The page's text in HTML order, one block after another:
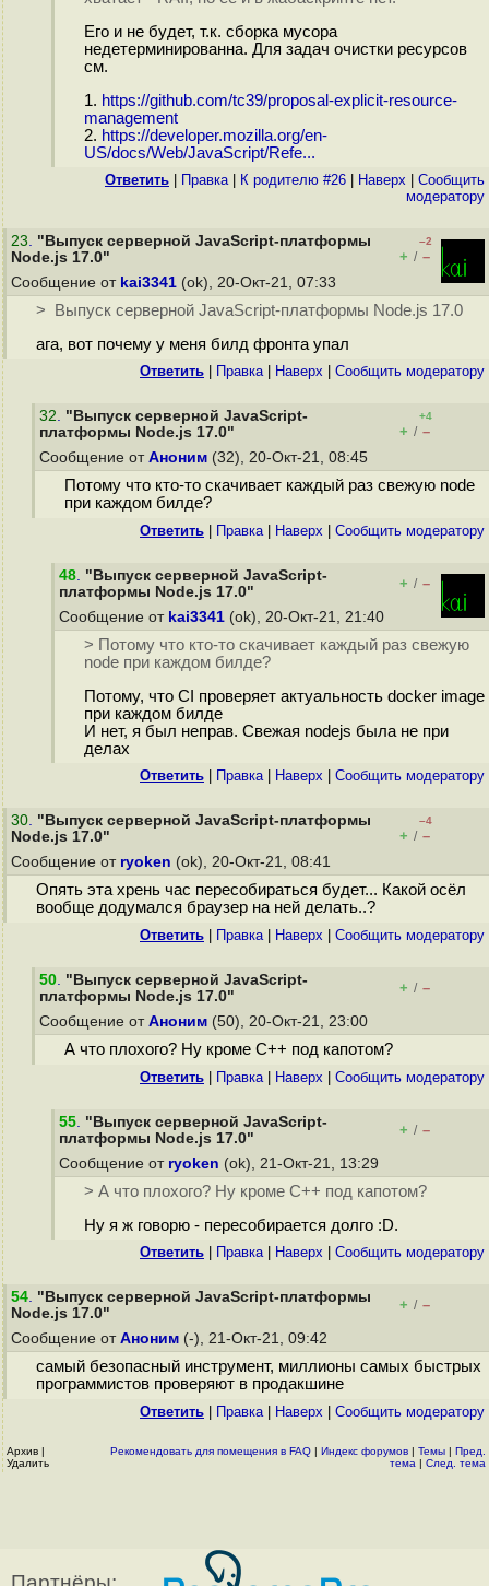
Его и не будет, т.к. сборка мусора
недетерминированна. Для задач очистки ресурсов
см.
1. https://github.com/tc39/proposal-explicit-resource-
management
2. https://developer.mozilla.org/en-
US/docs/Web/JavaScript/Refe...
Ответить Правка| К родителю #26 Наверх
Cообщить
модератору
23. "Выпуск серверной JavaScript-платформы
Node.js 17.0"
–2
+ / –
Сообщение от kai3341 (ok), 20-Окт-21, 07:33
> Выпуск серверной JavaScript-платформы Node.js 17.0
ага, вот почему у меня билд фронта упал
Ответить Правка| Наверх Cообщить модератору
32. "Выпуск серверной JavaScript-
платформы Node.js 17.0"
+4
+ / –
Сообщение от Аноним (32), 20-Окт-21, 08:45
Потому что кто-то скачивает каждый раз свежую node
при каждом билде?
Ответить Правка| Наверх Cообщить модератору
48. "Выпуск серверной JavaScript-
платформы Node.js 17.0"
+ / –
Сообщение от kai3341 (ok), 20-Окт-21, 21:40
> Потому что кто-то скачивает каждый раз свежую
node при каждом билде?
Потому, что CI проверяет актуальность docker image
при каждом билде
И нет, я был неправ. Свежая nodejs была не при
делах
Ответить Правка| Наверх Cообщить модератору
30. "Выпуск серверной JavaScript-платформы
Node.js 17.0"
–4
+ / –
Сообщение от ryoken (ok), 20-Окт-21, 08:41
Опять эта хрень час пересобираться будет... Какой осёл
вообще додумался браузер на ней делать..?
Ответить Правка| Наверх Cообщить модератору
50. "Выпуск серверной JavaScript-
платформы Node.js 17.0"
+ / –
Сообщение от Аноним (50), 20-Окт-21, 23:00
А что плохого? Ну кроме С++ под капотом?
Ответить Правка| Наверх Cообщить модератору
55. "Выпуск серверной JavaScript-
платформы Node.js 17.0"
+ / –
Сообщение от ryoken (ok), 21-Окт-21, 13:29
> А что плохого? Ну кроме С++ под капотом?
Ну я ж говорю - пересобирается долго :D.
Ответить Правка| Наверх Cообщить модератору
54. "Выпуск серверной JavaScript-платформы
Node.js 17.0"
+ / –
Сообщение от Аноним (-), 21-Окт-21, 09:42
самый безопасный инструмент, миллионы самых быстрых
программистов проверяют в продакшине
Ответить Правка| Наверх Cообщить модератору
Архив |
Удалить
Рекомендовать для помещения в FAQ | Индекс форумов | Темы | Пред.
тема | След. тема